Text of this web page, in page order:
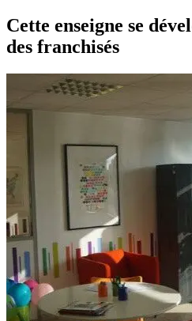
Cette enseigne se
des franchisés